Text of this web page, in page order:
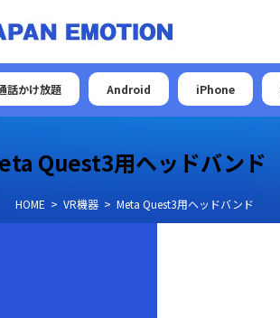
話かけ放題 Android iPhone
Quest3用ヘッドバンド
HOME VR機器 Meta Quest3用ヘッドバンド